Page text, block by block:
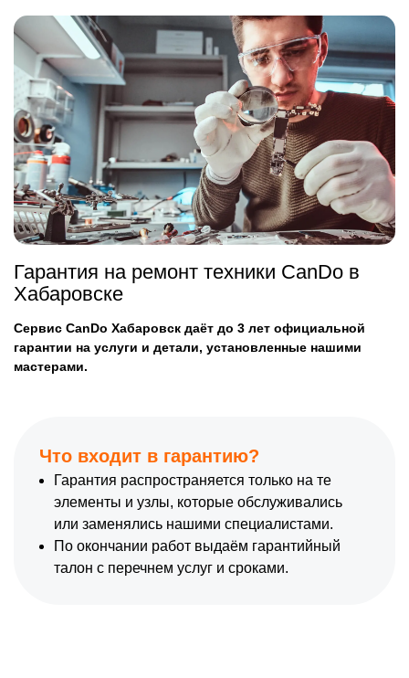
Гарантия на ремонт техники CanDo в
Хабаровске
Сервис CanDo Хабаровск даёт до 3 лет официальной
гарантии на услуги и детали, установленные нашими
мастерами.
Что входит в гарантию?
Гарантия распространяется только на те
элементы и узлы, которые обслуживались
или заменялись нашими специалистами.
По окончании работ выдаём гарантийный
талон с перечнем услуг и сроками.